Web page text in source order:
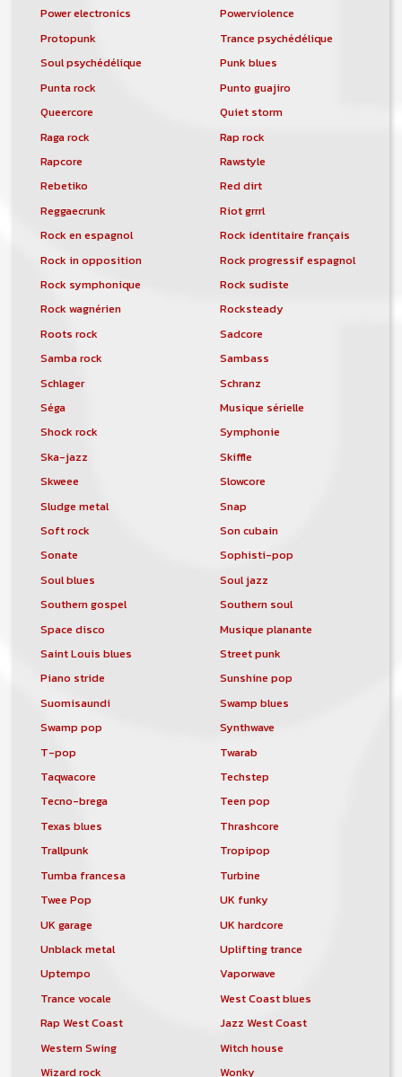
Power electronics
Powerviolence
Protopunk
Trance psychédélique
Soul psychédélique
Punk blues
Punta rock
Punto guajiro
Queercore
Quiet storm
Raga rock
Rap rock
Rapcore
Rawstyle
Rebetiko
Red dirt
Reggaecrunk
Riot grrrl
Rock en espagnol
Rock identitaire français
Rock in opposition
Rock progressif espagnol
Rock symphonique
Rock sudiste
Rock wagnérien
Rocksteady
Roots rock
Sadcore
Samba rock
Sambass
Schlager
Schranz
Séga
Musique sérielle
Shock rock
Symphonie
Ska-jazz
Skiffle
Skweee
Slowcore
Sludge metal
Snap
Soft rock
Son cubain
Sonate
Sophisti-pop
Soul blues
Soul jazz
Southern gospel
Southern soul
Space disco
Musique planante
Saint Louis blues
Street punk
Piano stride
Sunshine pop
Suomisaundi
Swamp blues
Swamp pop
Synthwave
T-pop
Twarab
Taqwacore
Techstep
Tecno-brega
Teen pop
Texas blues
Thrashcore
Trallpunk
Tropipop
Tumba francesa
Turbine
Twee Pop
UK funky
UK garage
UK hardcore
Unblack metal
Uplifting trance
Uptempo
Vaporwave
Trance vocale
West Coast blues
Rap West Coast
Jazz West Coast
Western Swing
Witch house
Wizard rock
Wonky